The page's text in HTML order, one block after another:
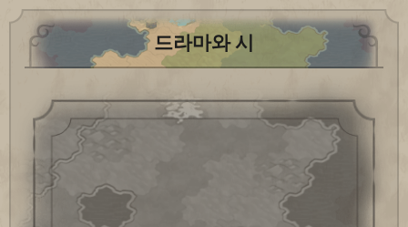
드라마와 시